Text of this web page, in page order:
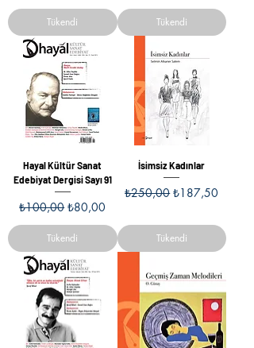
Tükendi Tükendi
Hayal Kültür Sanat
Edebiyat Dergisi Sayı 91
Normal Fiyat
₺100,00İndirimli Fiyat
₺80,00
Tükendi
İsimsiz Kadınlar
Normal Fiyat
₺250,00İndirimli Fiyat
₺187,50
Tükendi